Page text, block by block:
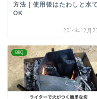
方法｜使用後はたわしと水
OK
2014年12月
BBQ